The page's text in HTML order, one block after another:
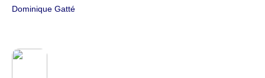
Dominique Gatté